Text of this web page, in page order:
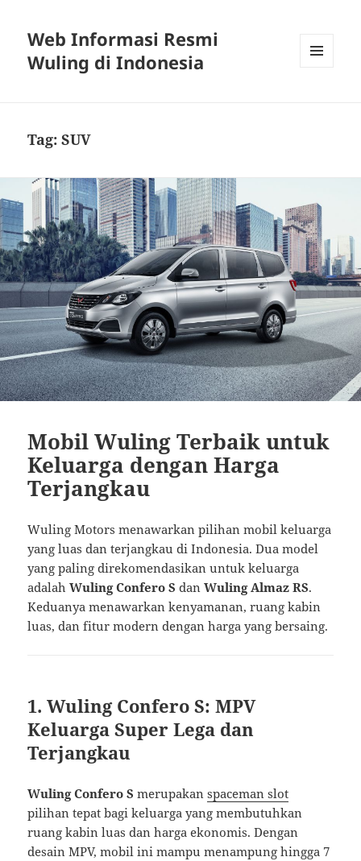
Web Informasi Resmi
Wuling di Indonesia
Tag:SUV
Mobil Wuling Terbaik untuk
Keluarga dengan Harga
Terjangkau
Wuling Motors menawarkan pilihan mobil keluarga
yang luas dan terjangkau di Indonesia. Dua model
yang paling direkomendasikan untuk keluarga
adalahWuling Confero S danWuling Almaz RS.
Keduanya menawarkan kenyamanan, ruang kabin
luas, dan fitur modern dengan harga yang bersaing.
1. Wuling Confero S: MPV
Keluarga Super Lega dan
Terjangkau
Wuling Confero S merupakanspaceman slot
pilihan tepat bagi keluarga yang membutuhkan
ruang kabin luas dan harga ekonomis. Dengan
desain MPV, mobil ini mampu menampung hingga 7